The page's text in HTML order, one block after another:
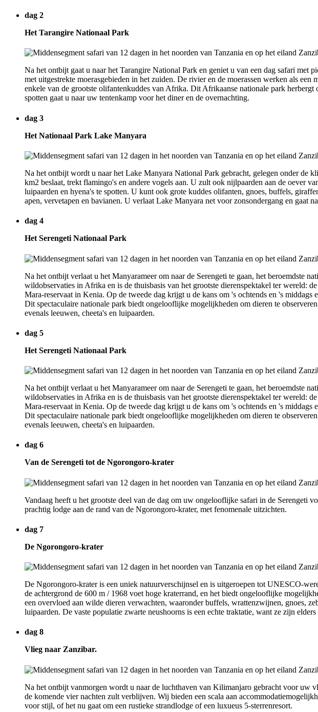
dag 2
Het Tarangire Nationaal Park
Na het ontbijt gaat u naar het Tarangire National Park en geniet u van een dag safari
met uitgestrekte moerasgebieden in het zuiden. De rivier en de moerassen werken als
enkele van de grootste olifantenkuddes van Afrika. Dit Afrikaanse nationale park
spotten gaat u naar uw tentenkamp voor het diner en de overnachting.
dag 3
Het Nationaal Park Lake Manyara
Na het ontbijt wordt u naar het Lake Manyara National Park gebracht, gelegen onder de
km2 beslaat, trekt flamingo's en andere vogels aan. U zult ook nijlpaarden aan de oever
luipaarden en hyena's te spotten. U kunt ook grote kuddes olifanten, gnoes, buffels,
apen, vervetapen en bavianen. U verlaat Lake Manyara net voor zonsondergang en gaat
dag 4
Het Serengeti Nationaal Park
Na het ontbijt verlaat u het Manyarameer om naar de Serengeti te gaan, het beroemdste
wildobservaties in Afrika en is de thuisbasis van het grootste dierenspektakel ter wereld:
Mara-reservaat in Kenia. Op de tweede dag krijgt u de kans om 's ochtends en 's
Dit spectaculaire nationale park biedt ongelooflijke mogelijkheden om dieren te
evenals leeuwen, cheeta's en luipaarden.
dag 5
Het Serengeti Nationaal Park
Na het ontbijt verlaat u het Manyarameer om naar de Serengeti te gaan, het beroemdste
wildobservaties in Afrika en is de thuisbasis van het grootste dierenspektakel ter wereld:
Mara-reservaat in Kenia. Op de tweede dag krijgt u de kans om 's ochtends en 's
Dit spectaculaire nationale park biedt ongelooflijke mogelijkheden om dieren te
evenals leeuwen, cheeta's en luipaarden.
dag 6
Van de Serengeti tot de Ngorongoro-krater
Vandaag heeft u het grootste deel van de dag om uw ongelooflijke safari in de Serengeti
prachtig lodge aan de rand van de Ngorongoro-krater, met fenomenale uitzichten.
dag 7
De Ngorongoro-krater
De Ngorongoro-krater is een uniek natuurverschijnsel en is uitgeroepen tot UNESCO-
de achtergrond de 600 m / 1968 voet hoge kraterrand, en het biedt ongelooflijke
een overvloed aan wilde dieren verwachten, waaronder buffels, wrattenzwijnen, gnoes,
luipaarden. De vaste populatie zwarte neushoorns is een echte traktatie, want ze zijn
dag 8
Vlieg naar Zanzibar.
Na het ontbijt vanmorgen wordt u naar de luchthaven van Kilimanjaro gebracht voor uw
de komende vier nachten zult verblijven. Wij bieden een scala aan
voor stijl, of het nu gaat om een rustieke strandlodge of een luxueus 5-sterrenresort.